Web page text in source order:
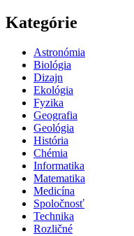
Kategórie
Astronómia
Biológia
Dizajn
Ekológia
Fyzika
Geografia
Geológia
História
Chémia
Informatika
Matematika
Medicína
Spoločnosť
Technika
Rozličné